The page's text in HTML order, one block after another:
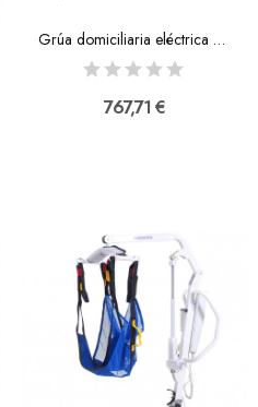
Grúa domiciliaria eléctrica Liftey con arnés
767,71 €